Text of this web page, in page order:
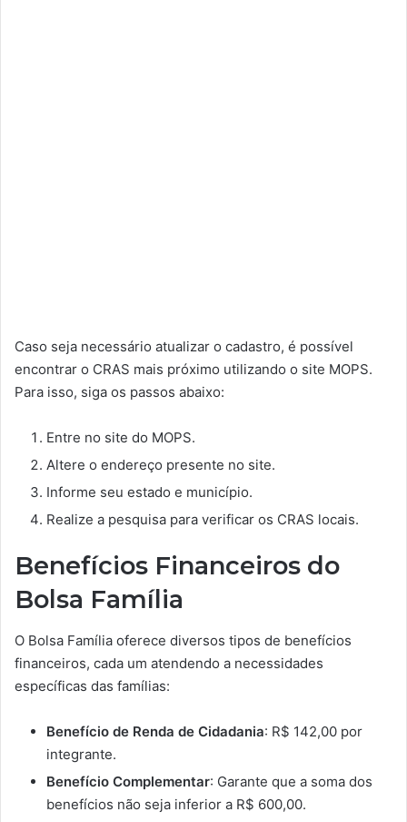
Caso seja necessário atualizar o cadastro, é possível
encontrar o CRAS mais próximo utilizando o site MOPS.
Para isso, siga os passos abaixo:
Entre no site do MOPS.
Altere o endereço presente no site.
Informe seu estado e município.
Realize a pesquisa para verificar os CRAS locais.
Benefícios Financeiros do
Bolsa Família
O Bolsa Família oferece diversos tipos de benefícios
financeiros, cada um atendendo a necessidades
específicas das famílias:
Benefício de Renda de Cidadania: R$ 142,00 por
integrante.
Benefício Complementar: Garante que a soma dos
benefícios não seja inferior a R$ 600,00.